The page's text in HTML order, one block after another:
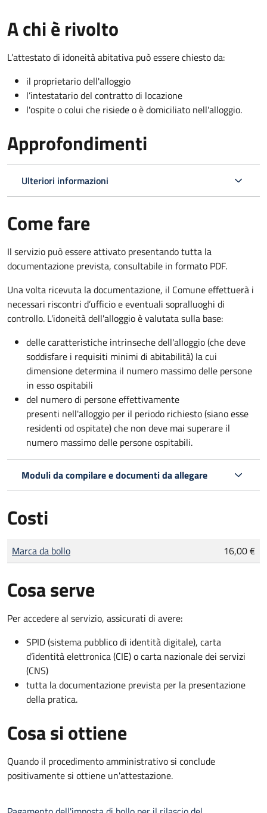
A chi è rivolto
L’attestato di idoneità abitativa può essere chiesto da:
il proprietario dell'alloggio
l’intestatario del contratto di locazione
l'ospite o colui che risiede o è domiciliato nell'alloggio.
Approfondimenti
Ulteriori informazioni
Come fare
Il servizio può essere attivato presentando tutta la
documentazione prevista, consultabile in formato PDF.
Una volta ricevuta la documentazione, il Comune effettuerà i
necessari riscontri d’ufficio e eventuali sopralluoghi di
controllo. L'idoneità dell'alloggio è valutata sulla base:
delle caratteristiche intrinseche dell'alloggio (che deve
soddisfare i requisiti minimi di abitabilità) la cui
dimensione determina il numero massimo delle persone
in esso ospitabili
del numero di persone effettivamente
presenti nell'alloggio per il periodo richiesto (siano esse
residenti od ospitate) che non deve mai superare il
numero massimo delle persone ospitabili.
Moduli da compilare e documenti da allegare
Costi
Tipo di pagamento
Importo
Marca da bollo 16,00 €
Cosa serve
Per accedere al servizio, assicurati di avere:
SPID (sistema pubblico di identità digitale), carta
d’identità elettronica (CIE) o carta nazionale dei servizi
(CNS)
tutta la documentazione prevista per la presentazione
della pratica.
Cosa si ottiene
Quando il procedimento amministrativo si conclude
positivamente si ottiene un'attestazione.